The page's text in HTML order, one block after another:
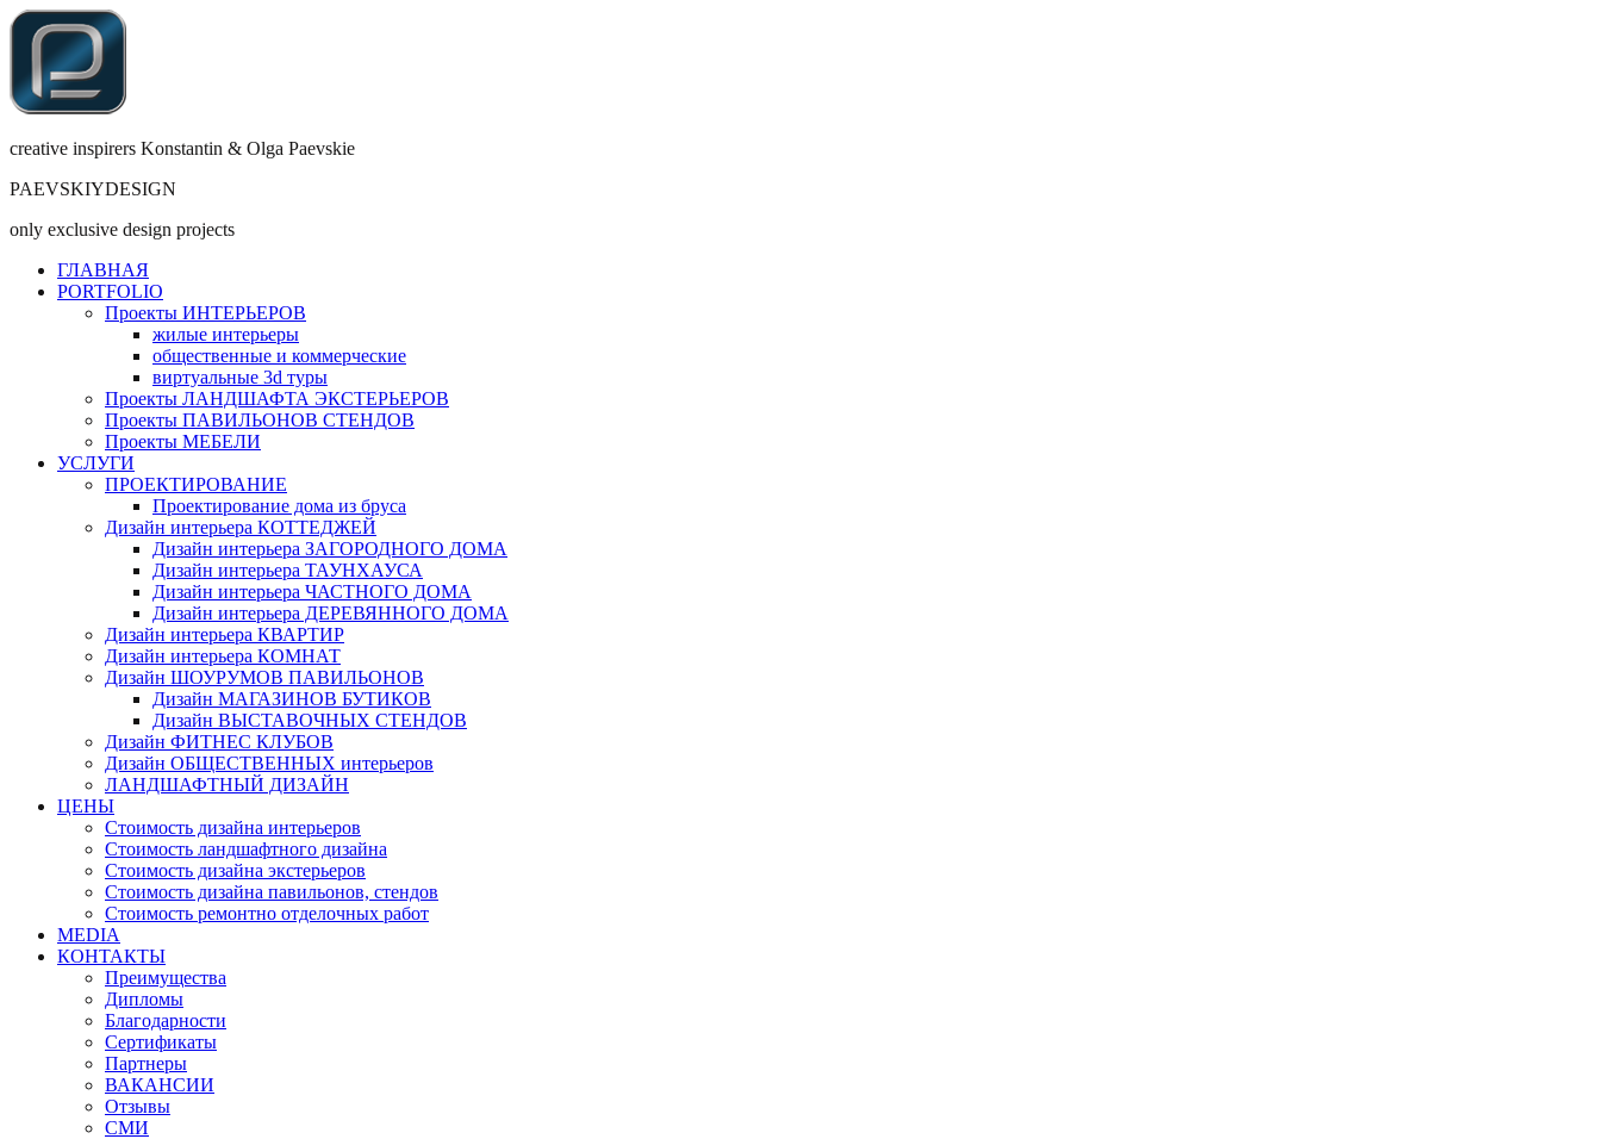
creative inspirers Konstantin & Olga Paevskie
PAEVSKIYDESIGN
only exclusive design projects
ГЛАВНАЯ
PORTFOLIO
Проекты ИНТЕРЬЕРОВ
жилые интерьеры
общественные и коммерческие
виртуальные 3d туры
Проекты ЛАНДШАФТА ЭКСТЕРЬЕРОВ
Проекты ПАВИЛЬОНОВ СТЕНДОВ
Проекты МЕБЕЛИ
УСЛУГИ
ПРОЕКТИРОВАНИЕ
Проектирование дома из бруса
Дизайн интерьера КОТТЕДЖЕЙ
Дизайн интерьера ЗАГОРОДНОГО ДОМА
Дизайн интерьера ТАУНХАУСА
Дизайн интерьера ЧАСТНОГО ДОМА
Дизайн интерьера ДЕРЕВЯННОГО ДОМА
Дизайн интерьера КВАРТИР
Дизайн интерьера КОМНАТ
Дизайн ШОУРУМОВ ПАВИЛЬОНОВ
Дизайн МАГАЗИНОВ БУТИКОВ
Дизайн ВЫСТАВОЧНЫХ СТЕНДОВ
Дизайн ФИТНЕС КЛУБОВ
Дизайн ОБЩЕСТВЕННЫХ интерьеров
ЛАНДШАФТНЫЙ ДИЗАЙН
ЦЕНЫ
Стоимость дизайна интерьеров
Стоимость ландшафтного дизайна
Стоимость дизайна экстерьеров
Стоимость дизайна павильонов, стендов
Стоимость ремонтно отделочных работ
MEDIA
КОНТАКТЫ
Преимущества
Дипломы
Благодарности
Сертификаты
Партнеры
ВАКАНСИИ
Отзывы
СМИ